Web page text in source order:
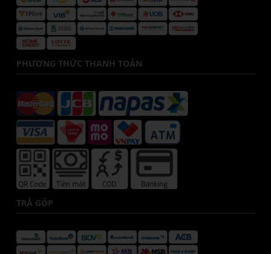
PHƯƠNG THỨC THANH TOÁN
TRẢ GÓP